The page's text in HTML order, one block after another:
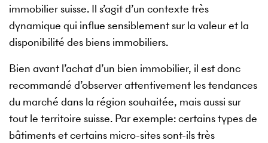
immobilier suisse. Il s’agit d’un contexte très
dynamique qui influe sensiblement sur la valeur et la
disponibilité des biens immobiliers.
Bien avant l’achat d’un bien immobilier, il est donc
recommandé d’observer attentivement les tendances
du marché dans la région souhaitée, mais aussi sur
tout le territoire suisse. Par exemple: certains types de
bâtiments et certains micro-sites sont-ils très